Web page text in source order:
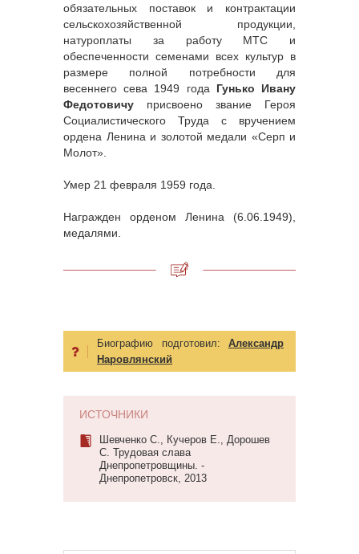
обязательных поставок и контрактации
сельскохозяйственной продукции,
натуроплаты за работу МТС и
обеспеченности семенами всех культур в
размере полной потребности для
весеннего сева 1949 года Гунько Ивану
Федотовичу присвоено звание Героя
Социалистического Труда с вручением
ордена Ленина и золотой медали «Серп и
Молот».
Умер 21 февраля 1959 года.
Награжден орденом Ленина (6.06.1949),
медалями.
Биографию подготовил: Александр
Наровлянский
ИСТОЧНИКИ
Шевченко С., Кучеров Е., Дорошев
С. Трудовая слава
Днепропетровщины. -
Днепропетровск, 2013